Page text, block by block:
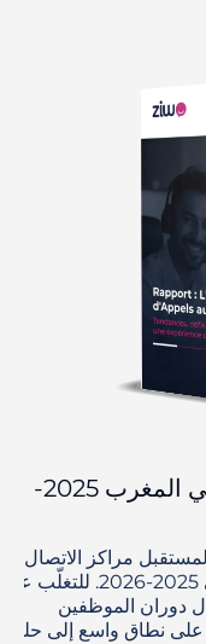
تقرير: حالة مراكز الاتصال في المغرب 2025-
مراكز الاتصال
المغرب، كما يؤكد تقرير زيوو لعامي 2025-2026. للتغلّب على
دوران الموظفين
على نطاق واسع إلى حلول